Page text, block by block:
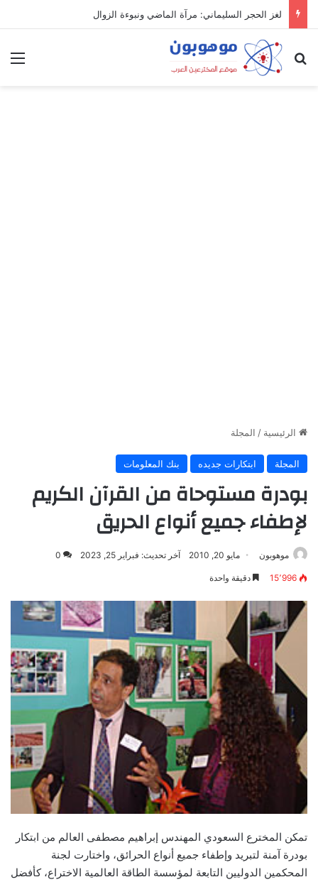
لغز الحجر السليماني: مرآة الماضي ونبوءة الزوال
بحث عن
الرئيسية / المجلة
المجلة ابتكارات جديده بنك المعلومات
بودرة مستوحاة من القرآن الكريم
لإطفاء جميع أنواع الحريق
موهوبون مايو 20, 2010 آخر تحديث: فبراير 25, 2023 0
15٬996 دقيقة واحدة
تمكن المخترع السعودي المهندس إبراهيم مصطفى العالم من ابتكار
بودرة آمنة لتبريد وإطفاء جميع أنواع الحرائق، واختارت لجنة
المحكمين الدوليين التابعة لمؤسسة الطاقة العالمية الاختراع، كأفضل